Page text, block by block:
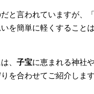
と言われていますが、
を簡単に軽くすること
、 子宝に恵まれる神社
りを合わせてご紹介しま